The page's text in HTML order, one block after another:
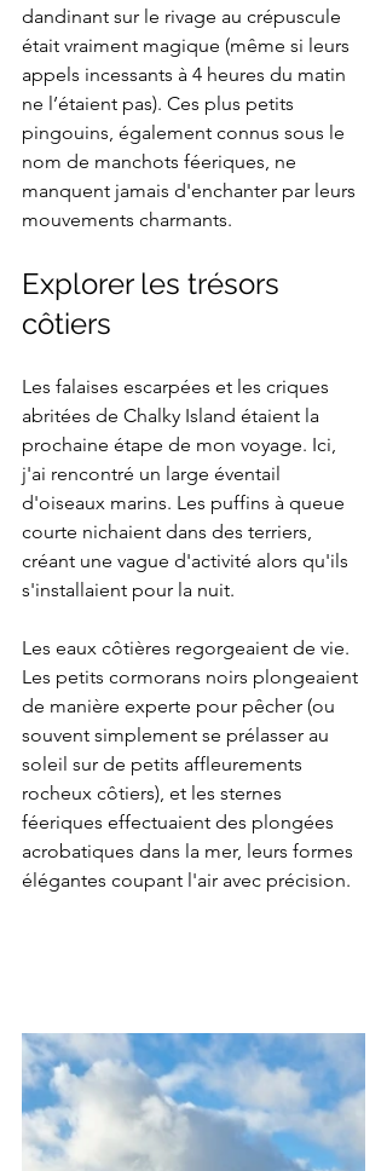
dandinant sur le rivage au crépuscule
était vraiment magique (même si leurs
appels incessants à 4 heures du matin
ne l’étaient pas). Ces plus petits
pingouins, également connus sous le
nom de manchots féeriques, ne
manquent jamais d'enchanter par leurs
mouvements charmants.
Explorer les trésors
côtiers
Les falaises escarpées et les criques
abritées de Chalky Island étaient la
prochaine étape de mon voyage. Ici,
j'ai rencontré un large éventail
d'oiseaux marins. Les puffins à queue
courte nichaient dans des terriers,
créant une vague d'activité alors qu'ils
s'installaient pour la nuit.
Les eaux côtières regorgeaient de vie.
Les petits cormorans noirs plongeaient
de manière experte pour pêcher (ou
souvent simplement se prélasser au
soleil sur de petits affleurements
rocheux côtiers), et les sternes
féeriques effectuaient des plongées
acrobatiques dans la mer, leurs formes
élégantes coupant l'air avec précision.